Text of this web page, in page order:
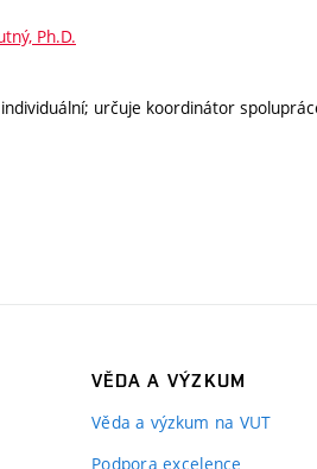
Ph.D.
určuje koordinátor
VĚDA A VÝZKUM
Věda a výzkum na VUT
Podpora excelence